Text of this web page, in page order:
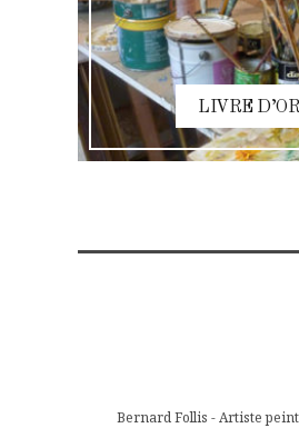
LIVRE D’OR
Bernard Follis - Artiste